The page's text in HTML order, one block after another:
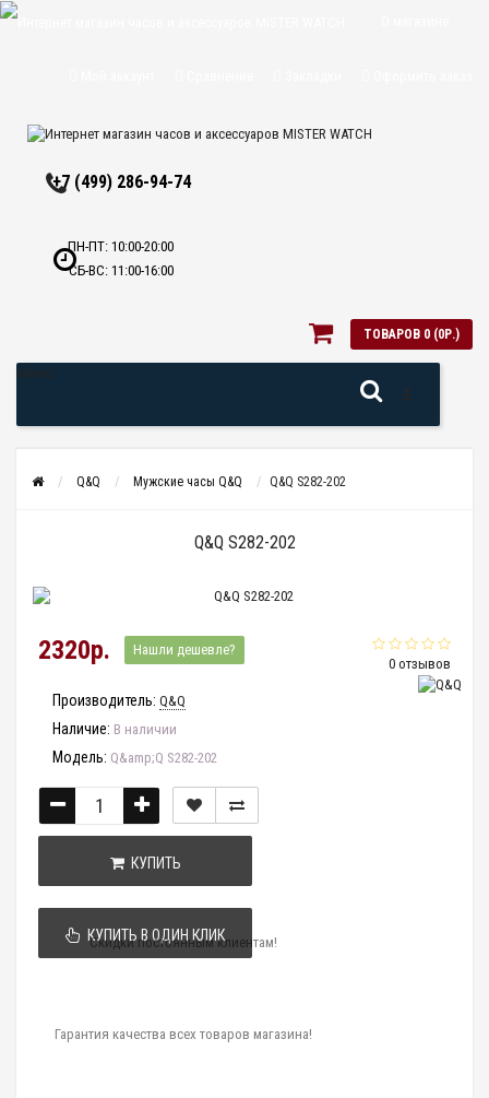
+7 (499) 286-94-74
ПН-ПТ: 10:00-20:00
СБ-ВС: 11:00-16:00
ТОВАРОВ 0 (0Р.)
Q&Q Мужские часы Q&Q Q&Q S282-202
Q&Q S282-202
0 отзывов
2320р. Нашли дешевле?
Производитель: Q&Q
Наличие: В наличии
Модель: Q&amp;Q S282-202
КУПИТЬ
КУПИТЬ В ОДИН КЛИК
Скидки постоянным клиентам!
Гарантия качества всех товаров магазина!